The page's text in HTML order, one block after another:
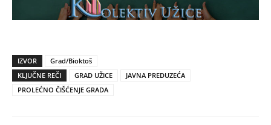
IZVOR
Grad/Bioktoš
KLJUČNE REČI
GRAD UŽICE
JAVNA PREDUZEĆA
PROLEĆNO ČIŠĆENJE GRADA